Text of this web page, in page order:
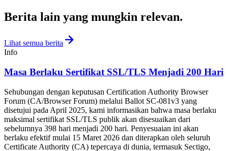
Berita lain yang mungkin relevan.
Lihat semua berita
Info
Masa Berlaku Sertifikat SSL/TLS Menjadi 200 Hari
Sehubungan dengan keputusan Certification Authority Browser
Forum (CA/Browser Forum) melalui Ballot SC-081v3 yang
disetujui pada April 2025, kami informasikan bahwa masa berlaku
maksimal sertifikat SSL/TLS publik akan disesuaikan dari
sebelumnya 398 hari menjadi 200 hari. Penyesuaian ini akan
berlaku efektif mulai 15 Maret 2026 dan diterapkan oleh seluruh
Certificate Authority (CA) tepercaya di dunia, termasuk Sectigo,